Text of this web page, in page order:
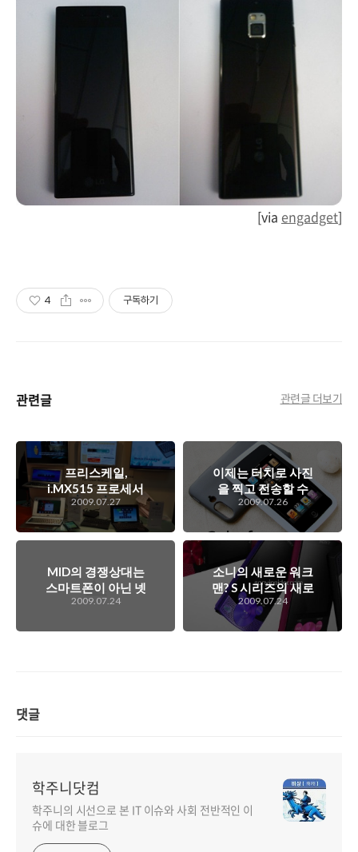
[via engadget]
4 구독하기
관련글 관련글 더보기
프리스케일,
i.MX515 프로세서
로 스마트북 시장을
노린다!
2009.07.27
이제는 터치로 사진
을 찍고 전송할 수
있다. 아이팟 터치 3
세대, 카메라 내장
예정!
2009.07.26
MID의 경쟁상대는
스마트폰이 아닌 넷
북이 되지 않을까?
2009.07.24
소니의 새로운 워크
맨? S 시리즈의 새로
운 라인업 제품?
2009.07.24
댓글
학주니닷컴
학주니의 시선으로 본 IT 이슈와 사회 전반적인 이
슈에 대한 블로그